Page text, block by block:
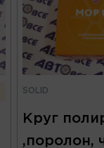
SOLID
Круг
,поролон,